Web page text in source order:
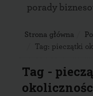
porady
Strona główna
Tag: pieczątki
Tag -